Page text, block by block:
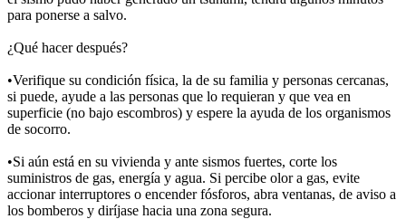
para ponerse a salvo.
¿Qué hacer después?
•Verifique su condición física, la de su familia y personas cercanas,
si puede, ayude a las personas que lo requieran y que vea en
superficie (no bajo escombros) y espere la ayuda de los organismos
de socorro.
•Si aún está en su vivienda y ante sismos fuertes, corte los
suministros de gas, energía y agua. Si percibe olor a gas, evite
accionar interruptores o encender fósforos, abra ventanas, de aviso a
los bomberos y diríjase hacia una zona segura.